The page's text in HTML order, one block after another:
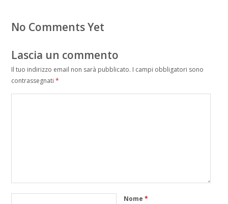
No Comments Yet
Lascia un commento
Il tuo indirizzo email non sarà pubblicato. I campi obbligatori sono
contrassegnati *
Nome *